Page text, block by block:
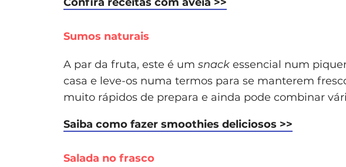
Sumos naturais
A par da fruta, este é um snack essencial num
casa e leve-os numa termos para se manterem
muito rápidos de prepara e ainda pode combinar
Saiba como fazer smoothies deliciosos >>
Salada no frasco